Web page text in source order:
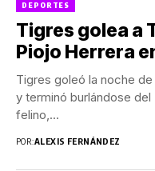
DEPORTES
Tigres golea a
Piojo Herrera
Tigres goleó la noche
y terminó burlándose
felino,...
POR:ALEXIS FERNÁNDEZ